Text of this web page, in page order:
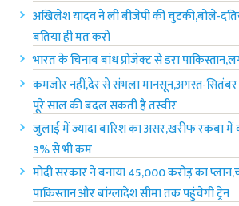
अखिलेश यादव ने ली बीजेपी की चुटकी,बोले-
बतिया ही मत करो
भारत के चिनाब बांध प्रोजेक्ट से डरा
कमजोर नहीं,देर से संभला मानसून,अगस्त-सितंबर
पूरे साल की बदल सकती है तस्वीर
जुलाई में ज्यादा बारिश का असर,खरीफ रकबा
3% से भी कम
मोदी सरकार ने बनाया 45,000 करोड़ का
पाकिस्तान और बांग्लादेश सीमा तक पहुंचेगी ट्रेन